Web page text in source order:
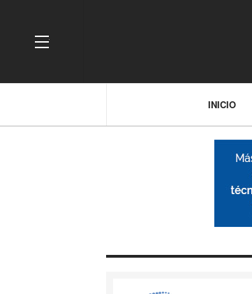
OFF CANVAS
INICIO